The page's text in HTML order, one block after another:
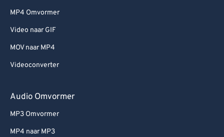
MP4 Omvormer
Video naar GIF
MOV naar MP4
Videoconverter
Audio Omvormer
MP3 Omvormer
MP4 naar MP3